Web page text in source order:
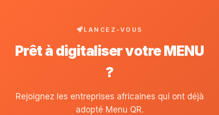
LANCEZ-VOUS
Prêt à digitaliser votre MENU
?
Rejoignez les entreprises africaines qui ont déjà
adopté Menu QR.